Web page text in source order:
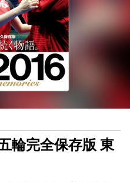
輪完全保存版 東